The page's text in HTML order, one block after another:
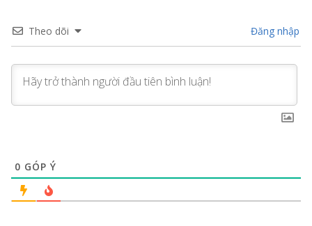
Theo dõi Đăng nhập
0 GÓP Ý